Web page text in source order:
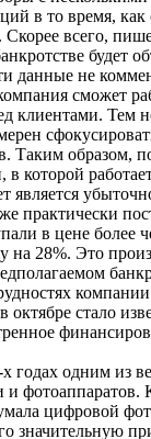
в то время, как
Скорее всего,
будет
данные не
сможет
клиентами. Тем
Таким образом,
которой
является
практически
в цене более
на 28%. Это
октябре стало
годах одним из
фотоаппаратов.
цифровой
значительную